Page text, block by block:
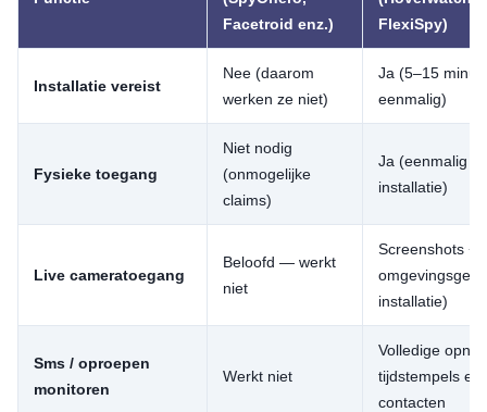
Facetroid enz.)
FlexiSpy)
Installatie vereist
Nee (daarom
werken ze niet)
Ja (5–15
eenmalig)
Fysieke toegang
Niet nodig
(onmogelijke
claims)
Ja (eenmalig
installatie)
Live cameratoegang
Beloofd — werkt
niet
Screenshots +
installatie)
Sms / oproepen
monitoren
Werkt niet
Volledige
tijdstempels en
contacten